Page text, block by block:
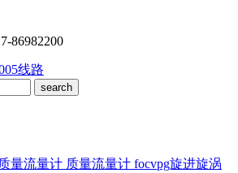
86982200
线路
量流量计 质量流量计 focvpg旋进旋涡